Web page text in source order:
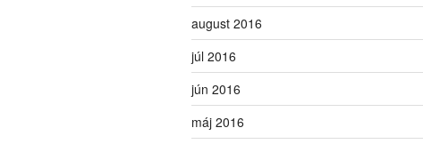
august 2016
júl 2016
jún 2016
máj 2016